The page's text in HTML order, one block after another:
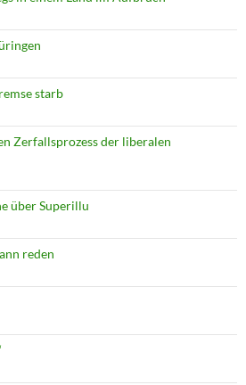
starb
Zerfallsprozess der liberalen
über Superillu
reden